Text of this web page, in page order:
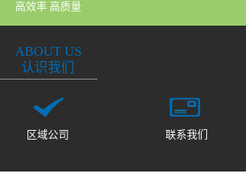
高效率 高质量
ABOUT US
认识我们
区域公司 联系我们